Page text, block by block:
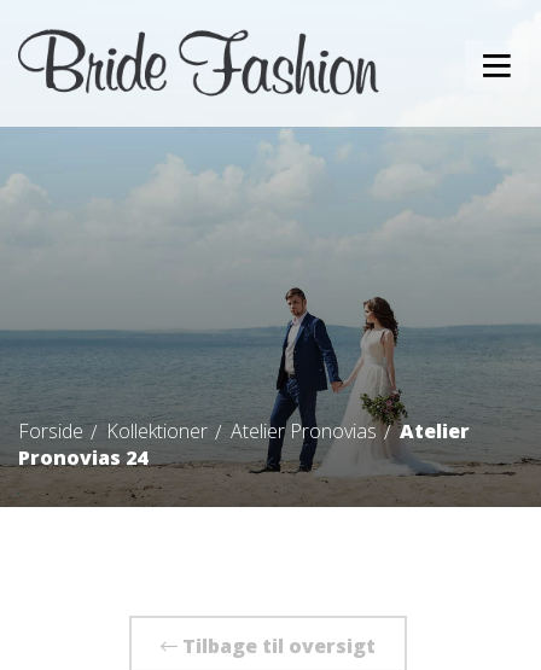
Forside Kollektioner Atelier Pronovias
Atelier
Pronovias 24
Tilbage til oversigt